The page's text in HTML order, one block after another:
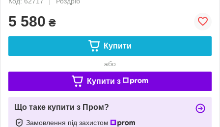
5 580 ₴
Купити
або
Купити з
Що таке купити з Пром?
Замовлення під захистом